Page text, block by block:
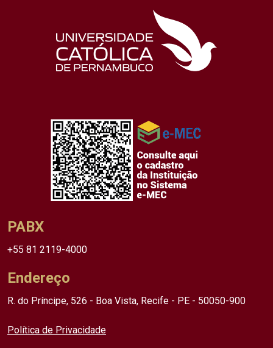
PABX
+55 81 2119-4000
Endereço
R. do Príncipe, 526 - Boa Vista, Recife - PE - 50050-900
Política de Privacidade